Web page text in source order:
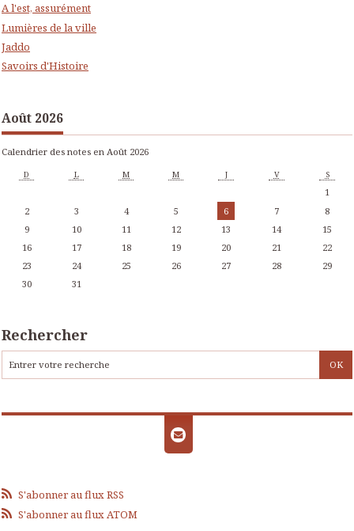
A l'est, assurément
Lumières de la ville
Jaddo
Savoirs d'Histoire
Août 2026
Calendrier des notes en Août 2026
D L M M J V S
1
2
3 4 5 6 7
8
9
10 11 12 13 14
15
16
17 18 19 20 21
22
23
24 25 26 27 28
29
30
31
Rechercher
S'abonner au flux RSS
S'abonner au flux ATOM